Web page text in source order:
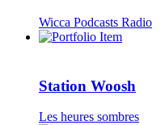
Wicca Podcasts Radio
Station Woosh
Les heures sombres